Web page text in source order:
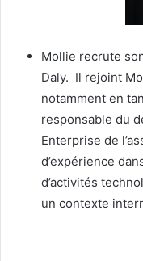
Mollie recrute
Daly. Il rejoint
notamment en
responsable du
Enterprise de
d’expérience
d’activités
un contexte